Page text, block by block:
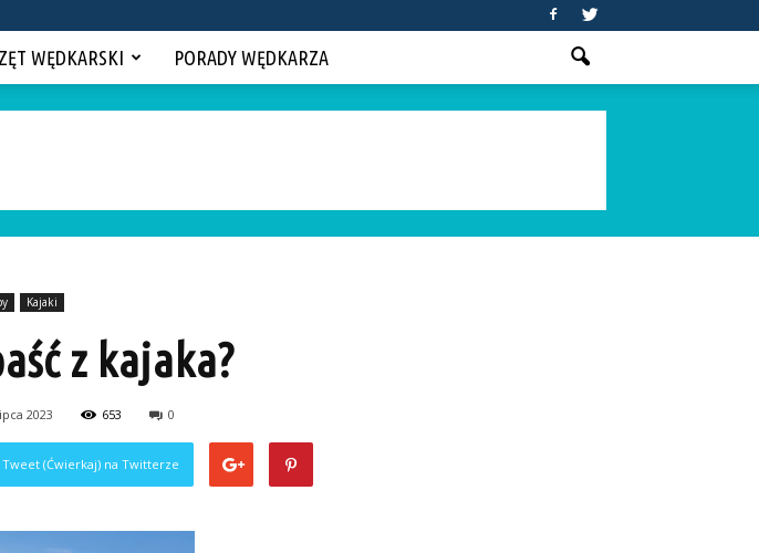
WĘDKARSKI PORADY WĘDKARZA
Kajaki
z kajaka?
2023 653 0
Tweet (Ćwierkaj) na Twitterze